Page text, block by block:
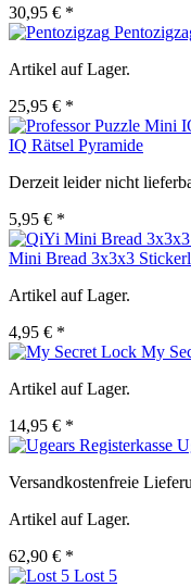
30,95 € *
Artikel auf Lager.
25,95 € *
IQ Rätsel Pyramide
Derzeit leider nicht
5,95 € *
Mini Bread 3x3x3
Artikel auf Lager.
4,95 € *
My
Artikel auf Lager.
14,95 € *
Versandkostenfreie
Artikel auf Lager.
62,90 € *
Lost 5